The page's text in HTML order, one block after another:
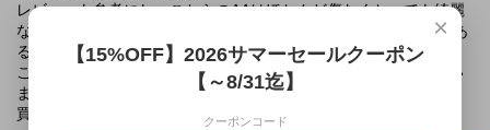
レビューも参考にし、こちらのAAはほとんど傷なくとっても綺麗
なビーズでした♪（よ～く目を凝らして見ると、白い小さな点があ
る物が2つ位有るかなぁ～？といった感じでした）
これでAAとはAAAは本当にどんなに綺麗なのか？と思ってしまい
ました。
買って良かったです(*^^)b
×
【15%OFF】2026サマーセールクーポン
【～8/31迄】
クーポンコード